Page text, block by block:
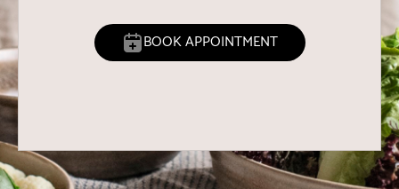
BOOK APPOINTMENT